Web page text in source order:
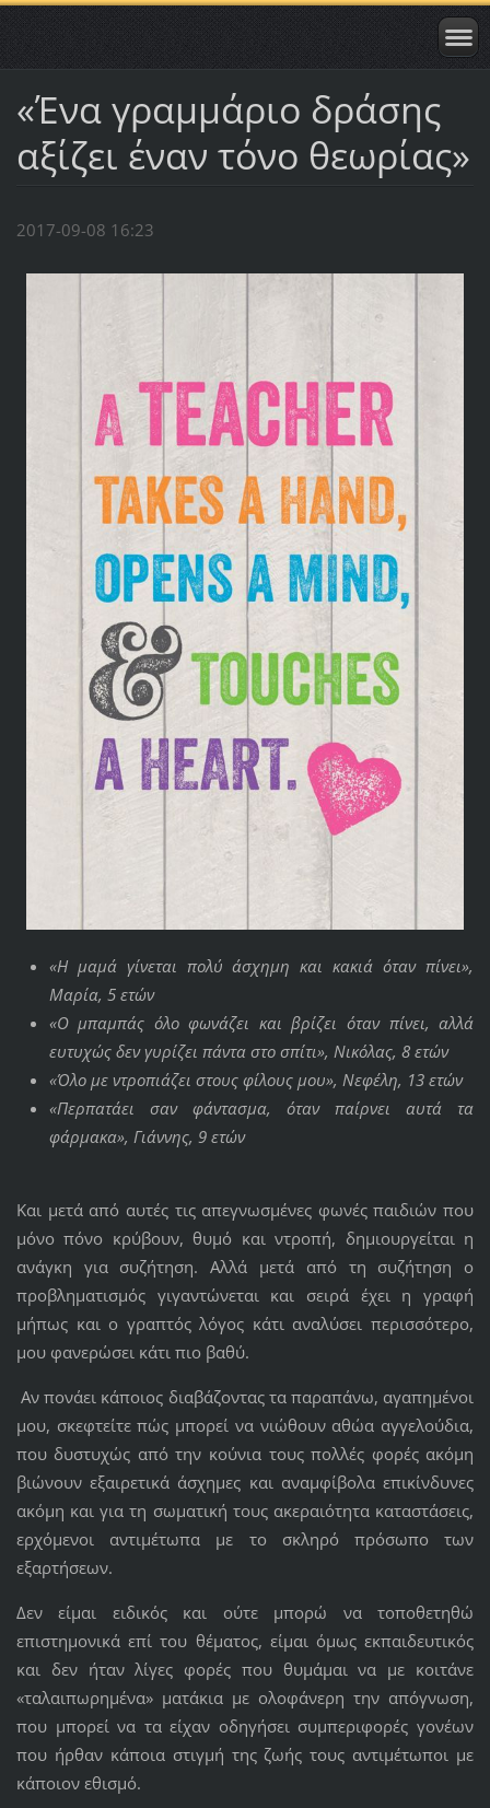
«Ένα γραμμάριο δράσης
αξίζει έναν τόνο θεωρίας»
2017-09-08 16:23
«Η μαμά γίνεται πολύ άσχημη και κακιά όταν πίνει»,
Μαρία, 5 ετών
«Ο μπαμπάς όλο φωνάζει και βρίζει όταν πίνει, αλλά
ευτυχώς δεν γυρίζει πάντα στο σπίτι», Νικόλας, 8 ετών
«Όλο με ντροπιάζει στους φίλους μου», Νεφέλη, 13 ετών
«Περπατάει σαν φάντασμα, όταν παίρνει αυτά τα
φάρμακα», Γιάννης, 9 ετών
Και μετά από αυτές τις απεγνωσμένες φωνές παιδιών που
μόνο πόνο κρύβουν, θυμό και ντροπή, δημιουργείται η
ανάγκη για συζήτηση. Αλλά μετά από τη συζήτηση ο
προβληματισμός γιγαντώνεται και σειρά έχει η γραφή
μήπως και ο γραπτός λόγος κάτι αναλύσει περισσότερο,
μου φανερώσει κάτι πιο βαθύ.
Αν πονάει κάποιος διαβάζοντας τα παραπάνω, αγαπημένοι
μου, σκεφτείτε πώς μπορεί να νιώθουν αθώα αγγελούδια,
που δυστυχώς από την κούνια τους πολλές φορές ακόμη
βιώνουν εξαιρετικά άσχημες και αναμφίβολα επικίνδυνες
ακόμη και για τη σωματική τους ακεραιότητα καταστάσεις,
ερχόμενοι αντιμέτωπα με το σκληρό πρόσωπο των
εξαρτήσεων.
Δεν είμαι ειδικός και ούτε μπορώ να τοποθετηθώ
επιστημονικά επί του θέματος, είμαι όμως εκπαιδευτικός
και δεν ήταν λίγες φορές που θυμάμαι να με κοιτάνε
«ταλαιπωρημένα» ματάκια με ολοφάνερη την απόγνωση,
που μπορεί να τα είχαν οδηγήσει συμπεριφορές γονέων
που ήρθαν κάποια στιγμή της ζωής τους αντιμέτωποι με
κάποιον εθισμό.